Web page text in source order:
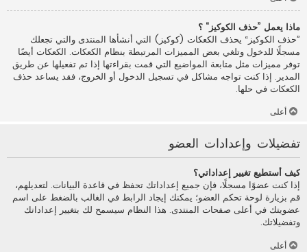
ماذا يعمل ”حذف الكوكيز“ ؟
”حذف الكوكيز“ يحذف الكعكات (كوكيز) التي أنشأها المنتدى والتي تجعلك
مسجلًا للدخول وتلغي بعض المميزات المرتبطة بنظام الكعكات. الكعكات أيضًا
توفر مميزات مثل متابعة المواضيع التي قمت بقراءتها إذا تم تفعيلها عن طريق
المدير. إذا كنت تواجه مشاكل في تسجيل الدخول أو الخروج، فقد يساعد حذف
الكعكات في حلها.
أعلى
تفضيلات وإعدادات العضو
كيف أستطيع تغيير إعداداتي؟
إذا كنت عضوًا مسجلًا، فإن جميع إعداداتك تحفظ في قاعدة البيانات. لتعديلهم،
قم بزيارة لوحة تحكم العضو؛ يمكنك إيجاد الرابط في الغالب بالضغط على اسم
عضويتك في أعلى صفحات المنتدى. هذا النظام سيسمح لك بتغيير إعداداتك
وتفضيلاتك.
أعلى